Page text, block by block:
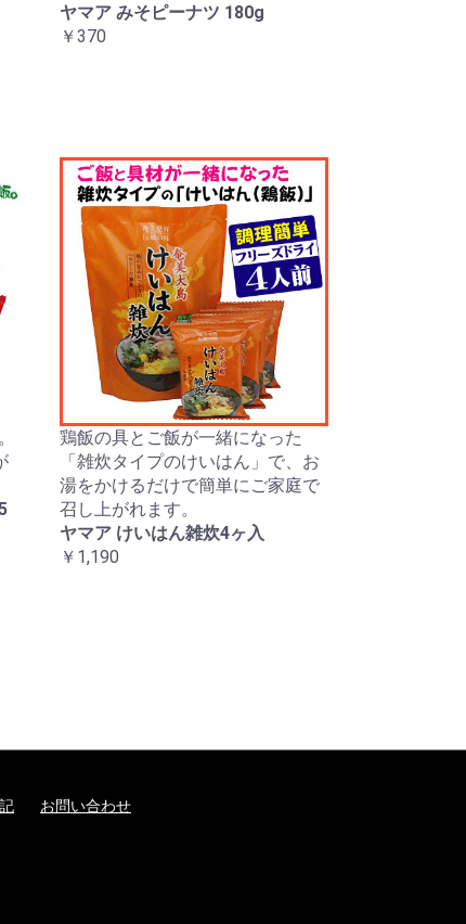
ヤマア みそピーナツ 180g
￥370
鶏飯の具とご飯が一緒になった
「雑炊タイプのけいはん」で、お
湯をかけるだけで簡単にご家庭で
召し上がれます。
ヤマア けいはん雑炊4ヶ入
￥1,190
お問い合わせ